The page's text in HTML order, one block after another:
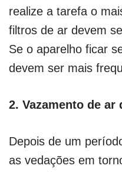
realize a tarefa o
filtros de ar devem
Se o aparelho ficar
devem ser mais
2. Vazamento de ar
Depois de um
as vedações em